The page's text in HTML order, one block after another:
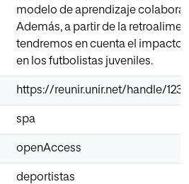
modelo de aprendizaje
Además, a partir de la
tendremos en cuenta el impacto
en los futbolistas juveniles.
https://reunir.unir.net/handle/
spa
openAccess
deportistas